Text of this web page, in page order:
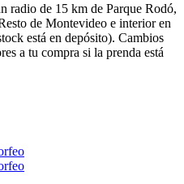
radio de 15 km de Parque Rodó,
de Montevideo e interior en
está en depósito). Cambios
a tu compra si la prenda está